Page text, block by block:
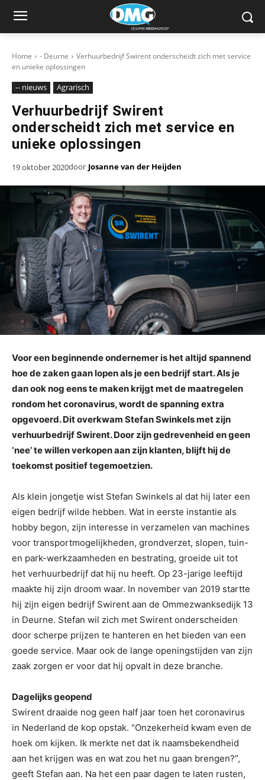
Home - Deurne
Verhuurbedrijf Swirent onderscheidt zich met service
en unieke oplossingen
-- nieuws Agrarisch
Verhuurbedrijf Swirent
onderscheidt zich met service en
unieke oplossingen
19 oktober 2020door Josanne van der Heijden
Voor een beginnende ondernemer is het altijd spannend
hoe de zaken gaan lopen als je een bedrijf start. Als je
dan ook nog eens te maken krijgt met de maatregelen
rondom het coronavirus, wordt de spanning extra
opgevoerd. Dit overkwam Stefan Swinkels met zijn
verhuurbedrijf Swirent. Door zijn gedrevenheid en geen
‘nee’ te willen verkopen aan zijn klanten, blijft hij de
toekomst positief tegemoetzien.
Als klein jongetje wist Stefan Swinkels al dat hij later een
eigen bedrijf wilde hebben. Wat in eerste instantie als
hobby begon, zijn interesse in verzamelen van machines
voor transportmogelijkheden, grondverzet, slopen, tuin-
en park-werkzaamheden en bestrating, groeide uit tot
het verhuurbedrijf dat hij nu heeft. Op 23-jarige leeftijd
maakte hij zijn droom waar. In november van 2019 startte
hij zijn eigen bedrijf Swirent aan de Ommezwanksedijk 13
in Deurne. Stefan wil zich met Swirent onderscheiden
door scherpe prijzen te hanteren en het bieden van een
goede service. Maar ook de lange openingstijden van zijn
zaak zorgen er voor dat hij opvalt in deze branche.
Dagelijks geopend
Swirent draaide nog geen half jaar toen het coronavirus
in Nederland de kop opstak. “Onzekerheid kwam even de
hoek om kijken. Ik merkte net dat ik naamsbekendheid
aan het krijgen was en wat zou het nu gaan brengen?”,
geeft Stefan aan. Na het een paar dagen te laten rusten,